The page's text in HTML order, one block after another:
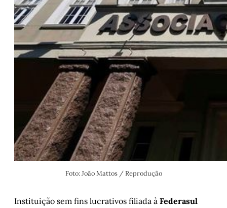
Foto: João Mattos / Reprodução
Instituição sem fins lucrativos filiada à Federasul